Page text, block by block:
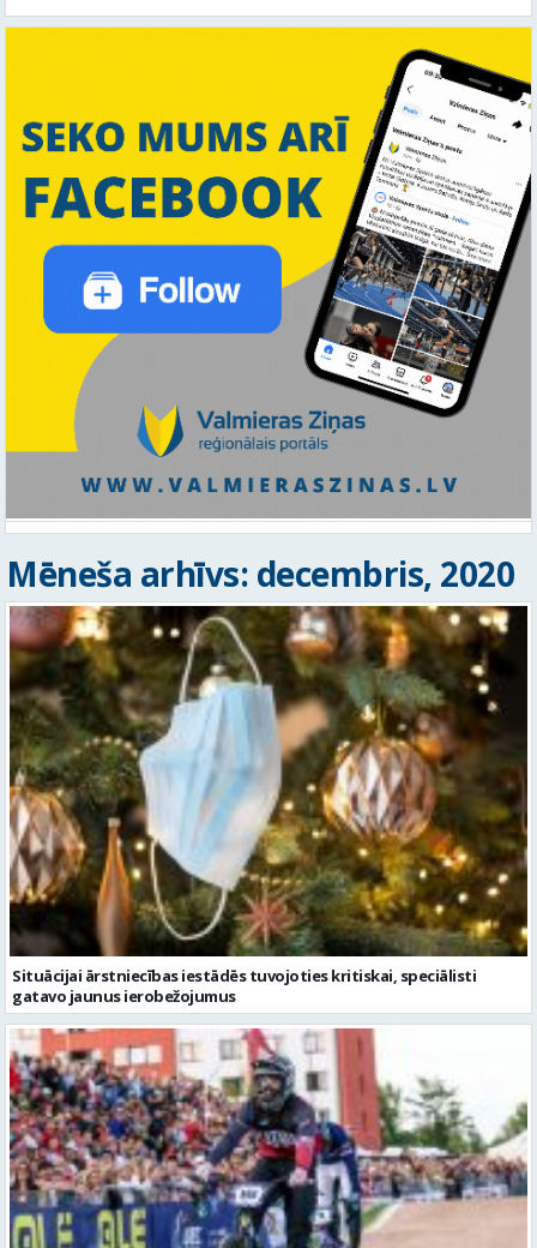
Mēneša arhīvs: decembris, 2020
Situācijai ārstniecības iestādēs tuvojoties kritiskai, speciālisti
gatavo jaunus ierobežojumus